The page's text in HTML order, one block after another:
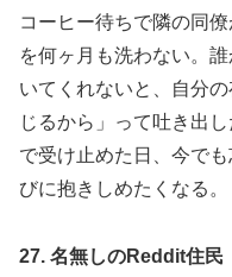
コーヒー待ちで隣の同
を何ヶ月も洗わない。
いてくれないと、自分
じるから」って吐き出
で受け止めた日、今で
びに抱きしめたくなる。
27. 名無しのReddit住民